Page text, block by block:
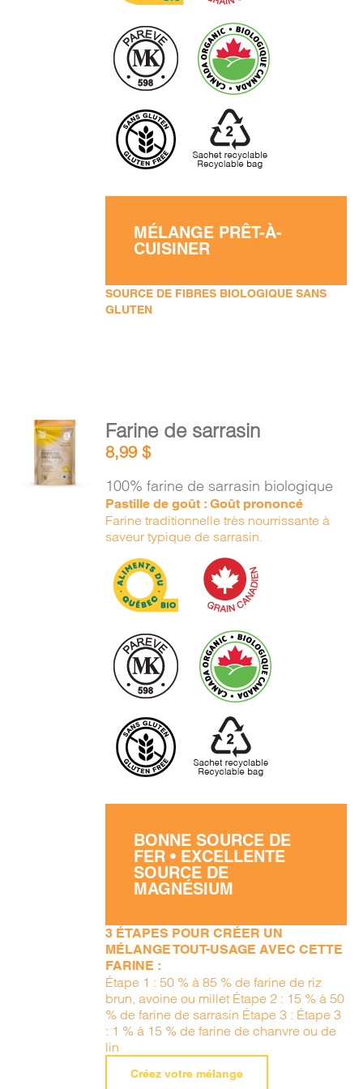
MÉLANGE PRÊT-À-
CUISINER
SOURCE DE FIBRES BIOLOGIQUE SANS
GLUTEN
AJOUTER
AU
PANIER
Farine de sarrasin
8,99$
100% farine de sarrasin biologique
Pastille de goût : Goût prononcé
Farine traditionnelle très nourrissante à
saveur typique de sarrasin.
BONNE SOURCE DE
FER • EXCELLENTE
SOURCE DE
MAGNÉSIUM
3 ÉTAPES POUR CRÉER UN
MÉLANGE TOUT-USAGE AVEC CETTE
FARINE :
Étape 1 : 50 % à 85 % de farine de riz
brun, avoine ou millet Étape 2 : 15 % à 50
% de farine de sarrasin Étape 3 : Étape 3
: 1 % à 15 % de farine de chanvre ou de
lin
Créez votre mélange